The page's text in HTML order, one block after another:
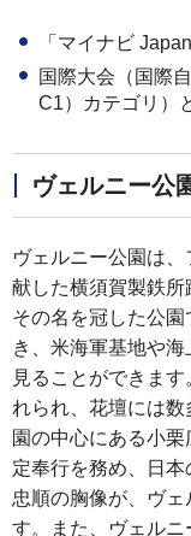
「マイナビ
国際大会（国際
C1）カテゴリ）
ヴェルニー公
ヴェルニー公園は
献した横須賀製鉄所
その名を冠した公
き、米海軍基地や
見ることができま
れられ、花壇には
園の中心にある小
定奉行を務め、日
忠順の胸像が、ヴ
す。また、ヴェル